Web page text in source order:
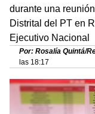
durante una
Distrital del PT en
Ejecutivo Nacional
Por: Rosalía Quintá/
las 18:17